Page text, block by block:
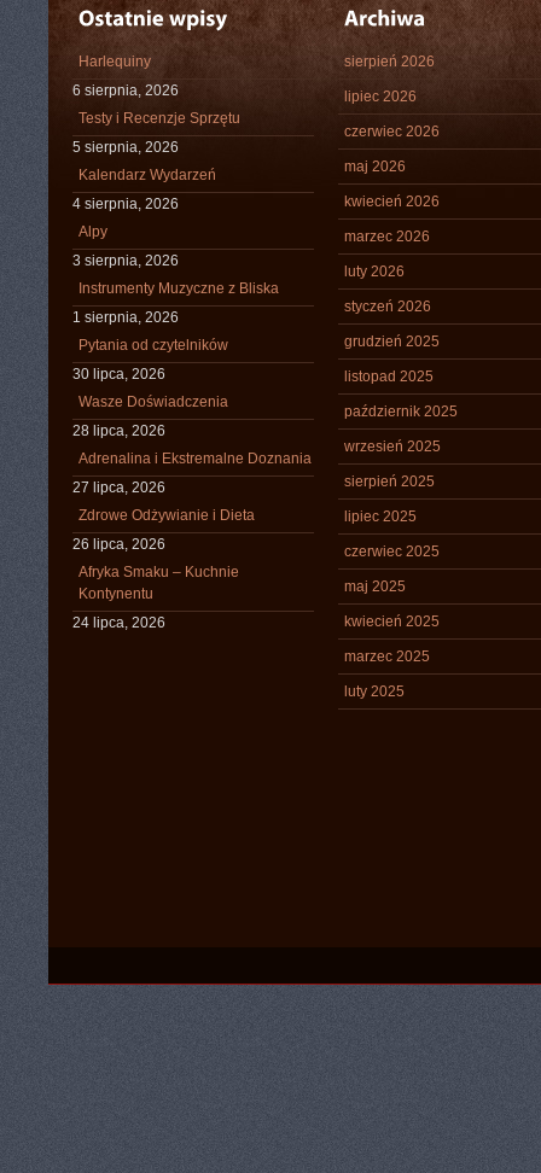
Harlequiny
6 sierpnia, 2026
Testy i Recenzje Sprzętu
5 sierpnia, 2026
Kalendarz Wydarzeń
4 sierpnia, 2026
Alpy
3 sierpnia, 2026
Instrumenty Muzyczne z Bliska
1 sierpnia, 2026
Pytania od czytelników
30 lipca, 2026
Wasze Doświadczenia
28 lipca, 2026
Adrenalina i Ekstremalne Doznania
27 lipca, 2026
Zdrowe Odżywianie i Dieta
26 lipca, 2026
Afryka Smaku – Kuchnie
Kontynentu
24 lipca, 2026
sierpień 2026
lipiec 2026
czerwiec 2026
maj 2026
kwiecień 2026
marzec 2026
luty 2026
styczeń 2026
grudzień 2025
listopad 2025
październik 2025
wrzesień 2025
sierpień 2025
lipiec 2025
czerwiec 2025
maj 2025
kwiecień 2025
marzec 2025
luty 2025